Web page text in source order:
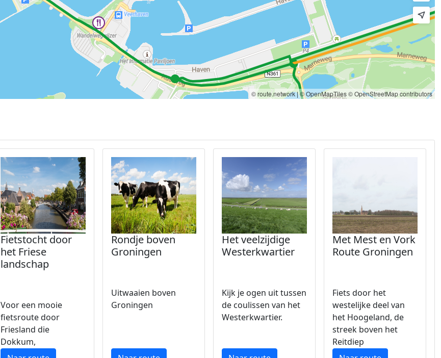
© route.network|© OpenMapTiles© OpenStreetMap contributors
Fietstocht door
het Friese
landschap
Voor een mooie
fietsroute door
Friesland die
Dokkum,
Westergeest,
Rondje boven
Groningen
Uitwaaien boven
Groningen
Het veelzijdige
Westerkwartier
Kijk je ogen uit tussen
de coulissen van het
Westerkwartier.
Met Mest en Vork
Route Groningen
Fiets door het
westelijke deel van
het Hoogeland, de
streek boven het
Reitdiep